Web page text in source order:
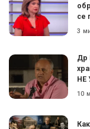
се
3
Др
НЕ
10